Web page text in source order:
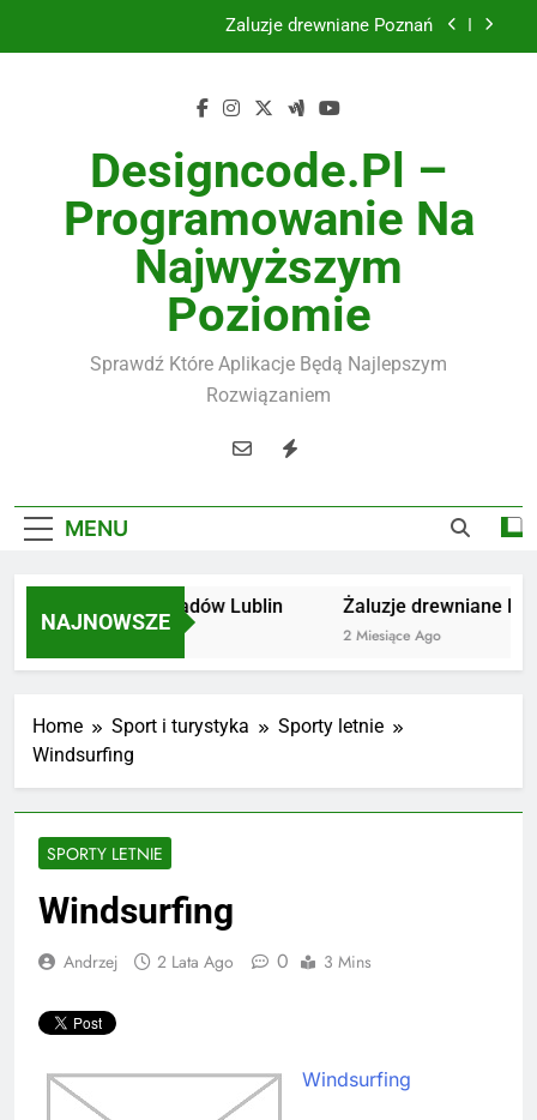
Instalacje elektryczne Gdańsk
Żaluzje drewniane Poznań
Instalacje elektryczne Gdańsk
Wysokiej jakości spławik elektryczny
Designcode.pl –
Programowanie Na
Najwyższym
Poziomie
Sprawdź Które Aplikacje Będą Najlepszym
Rozwiązaniem
MENU
NAJNOWSZE
Utylizacja odpadów Lublin
2 Miesiące Ago
Żaluzje drewniane
2 Miesiące Ago
Home Sport i turystyka
Sporty letnie
Windsurfing
SPORTY LETNIE
Windsurfing
Andrzej 2 Lata Ago 0 3 Mins
Windsurfing